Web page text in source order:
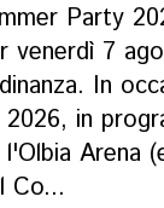
Party
venerdì 7
In
in
Arena
Co...